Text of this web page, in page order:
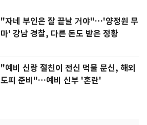
"자네 부인은 잘 끝날 거야"…'양정원 무
마' 강남 경찰, 다른 돈도 받은 정황
"예비 신랑 절친이 전신 먹물 문신, 해외
도피 준비"…예비 신부 '혼란'